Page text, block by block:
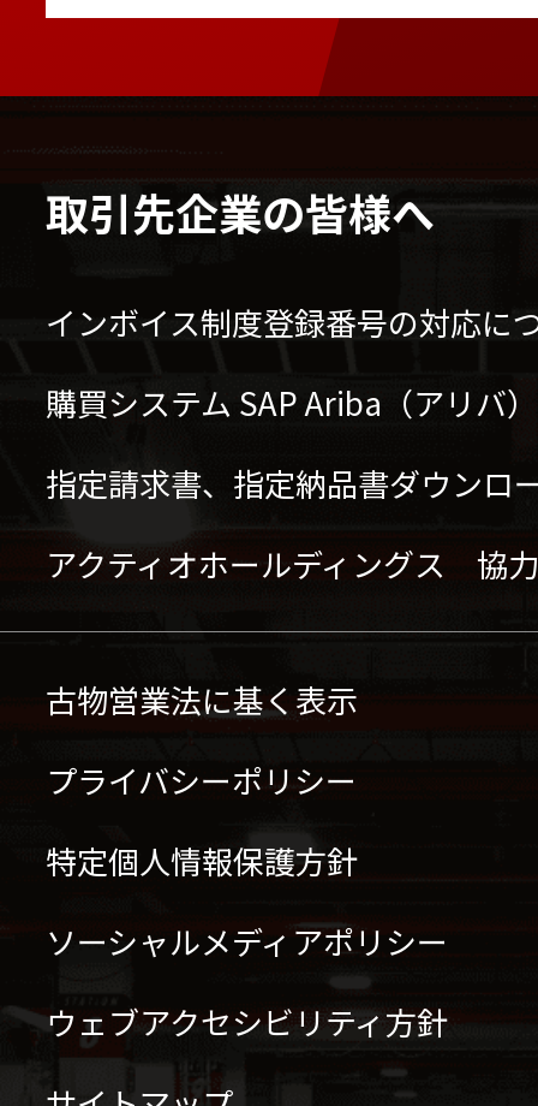
取引先企業の皆様へ
インボイス制度登録番号の対応に
購買システム SAP Ariba（アリバ
指定請求書、指定納品書ダウンロ
アクティオホールディングス 協
古物営業法に基く表示
プライバシーポリシー
特定個人情報保護方針
ソーシャルメディアポリシー
ウェブアクセシビリティ方針